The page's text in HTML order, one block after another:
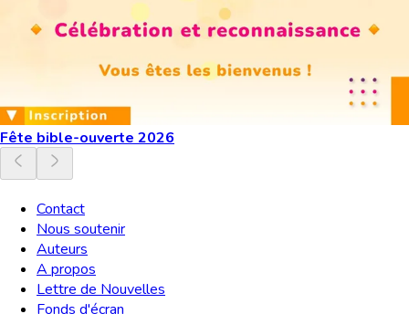
Fête bible-ouverte 2026
Contact
Nous soutenir
Auteurs
A propos
Lettre de Nouvelles
Fonds d'écran